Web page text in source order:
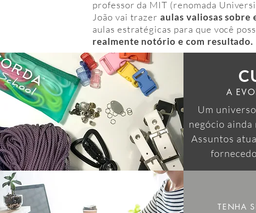
professor da MIT (renomada
João vai trazeraulas valiosas sobre
aulas estratégicas para que você
realmente notório e com resultado.
A
Um
negócio
Assuntos
TENHA